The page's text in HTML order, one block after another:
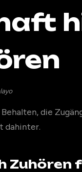
die
dahinter.